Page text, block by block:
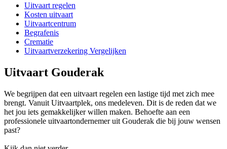
Uitvaart regelen
Kosten uitvaart
Uitvaartcentrum
Begrafenis
Crematie
Uitvaartverzekering Vergelijken
Uitvaart Gouderak
We begrijpen dat een uitvaart regelen een lastige tijd met zich mee
brengt. Vanuit Uitvaartplek, ons medeleven. Dit is de reden dat we
het jou iets gemakkelijker willen maken. Behoefte aan een
professionele uitvaartondernemer uit Gouderak die bij jouw wensen
past?